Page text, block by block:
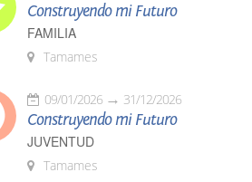
Construyendo mi Futuro
FAMILIA
Tamames
09/01/2026 31/12/2026
Construyendo mi Futuro
JUVENTUD
Tamames